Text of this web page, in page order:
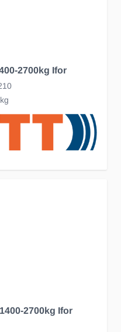
2700kg Ifor
2700kg Ifor